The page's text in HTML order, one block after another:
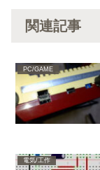
関連記事
PC/GAME
電気/工作